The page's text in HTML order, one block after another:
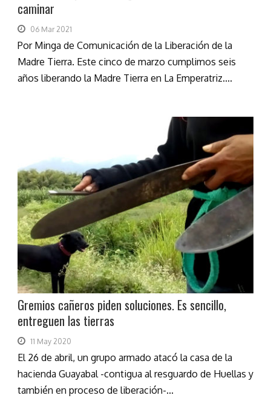
caminar
06 Mar 2021
Por Minga de Comunicación de la Liberación de la
Madre Tierra. Este cinco de marzo cumplimos seis
años liberando la Madre Tierra en La Emperatriz....
Gremios cañeros piden soluciones. Es sencillo,
entreguen las tierras
11 May 2020
El 26 de abril, un grupo armado atacó la casa de la
hacienda Guayabal -contigua al resguardo de Huellas y
también en proceso de liberación-...